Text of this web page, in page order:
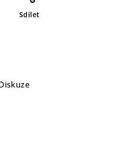
Sdílet